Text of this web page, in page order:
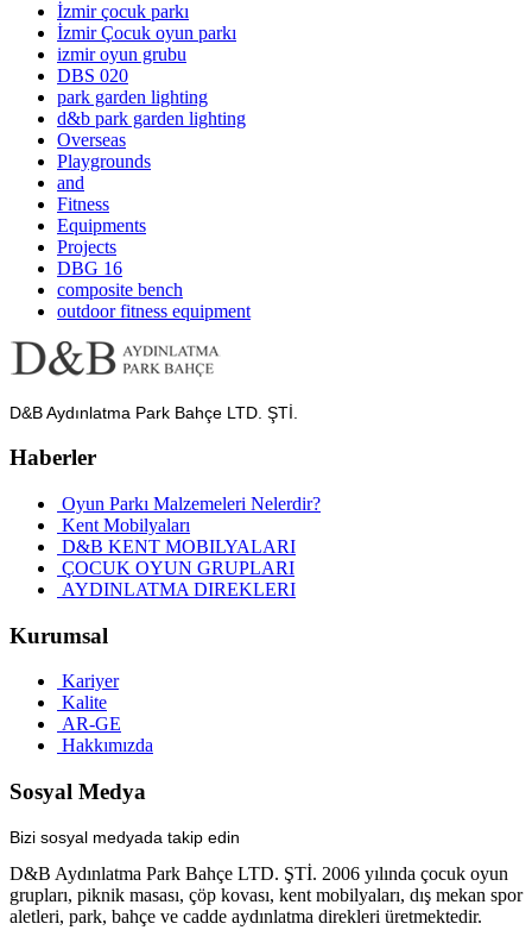
İzmir çocuk parkı
İzmir Çocuk oyun parkı
izmir oyun grubu
DBS 020
park garden lighting
d&b park garden lighting
Overseas
Playgrounds
and
Fitness
Equipments
Projects
DBG 16
composite bench
outdoor fitness equipment
D&B Aydınlatma Park Bahçe LTD. ŞTİ.
Haberler
Oyun Parkı Malzemeleri Nelerdir?
Kent Mobilyaları
D&B KENT MOBILYALARI
ÇOCUK OYUN GRUPLARI
AYDINLATMA DIREKLERI
Kurumsal
Kariyer
Kalite
AR-GE
Hakkımızda
Sosyal Medya
Bizi sosyal medyada takip edin
D&B Aydınlatma Park Bahçe LTD. ŞTİ. 2006 yılında çocuk oyun
grupları, piknik masası, çöp kovası, kent mobilyaları, dış mekan spor
aletleri, park, bahçe ve cadde aydınlatma direkleri üretmektedir.